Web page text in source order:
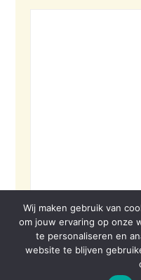
Wij maken gebruik van
om jouw ervaring op onze
te personaliseren en
website te blijven